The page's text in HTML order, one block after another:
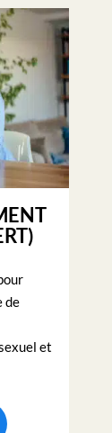
de
et